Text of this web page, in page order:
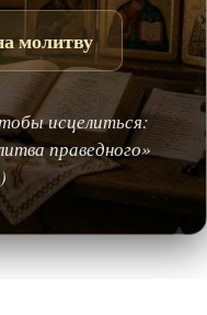
молитву
исцелиться:
праведного»